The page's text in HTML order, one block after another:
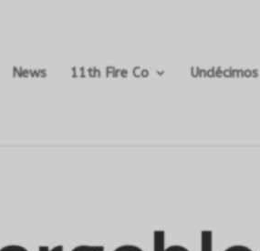
News 11th Fire Co Undécimos